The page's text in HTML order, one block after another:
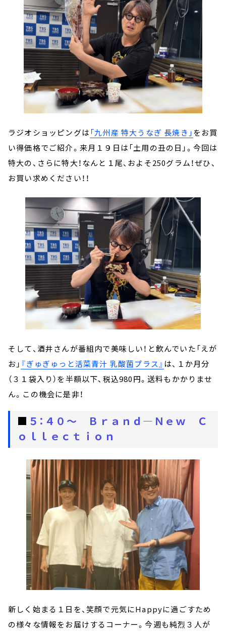
ラジオショッピングは 「九州産 特大うなぎ 長焼き」をお買
い得価格でご紹介。来月１９日は「土用の丑の日」。今回は
特大の、さらに特大！なんと１尾、およそ250グラム！ぜひ、
お買い求めください！！
そして、酒井さんが番組内で美味しい！と飲んでいた「えが
お」 『ぎゅぎゅっと活菜青汁 乳酸菌プラス』 は、１か月分
（３１袋入り）を半額以下、税込980円。送料もかかりませ
ん。この機会に是非！
■ ５：４０～ Ｂｒａｎｄ―Ｎｅｗ Ｃ
ｏｌｌｅｃｔｉｏｎ
新しく始まる１日を、笑顔で元気にHappyに過ごすため
の様々な情報をお届けするコーナー。今週も純烈３人が